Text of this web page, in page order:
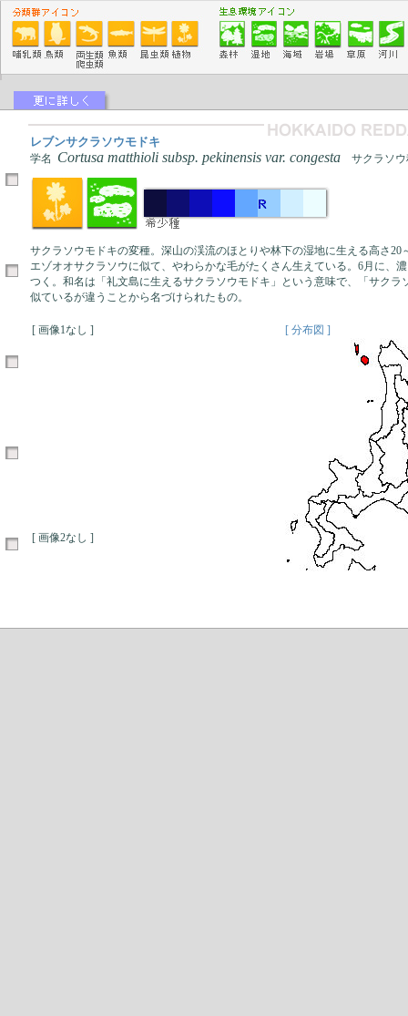
レブンサクラソウモドキ
学名 Cortusa matthioli subsp. pekinensis var. congesta サクラソウ
サクラソウモドキの変種。深山の渓流のほとりや林下の湿地に生える高さ20
エゾオオサクラソウに似て、やわらかな毛がたくさん生えている。6月に、
つく。和名は「礼文島に生えるサクラソウモドキ」という意味で、「サクラ
似ているが違うことから名づけられたもの。
[ 画像1なし ] [ 分布図 ]
[ 画像2なし ]